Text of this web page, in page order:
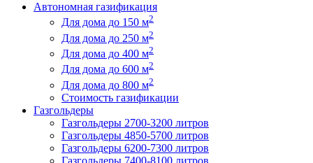
Автономная газификация
Для дома до 150 м2
Для дома до 250 м2
Для дома до 400 м2
Для дома до 600 м2
Для дома до 800 м2
Стоимость газификации
Газгольдеры
Газгольдеры 2700-3200 литров
Газгольдеры 4850-5700 литров
Газгольдеры 6200-7300 литров
Газгольдеры 7400-8100 литров